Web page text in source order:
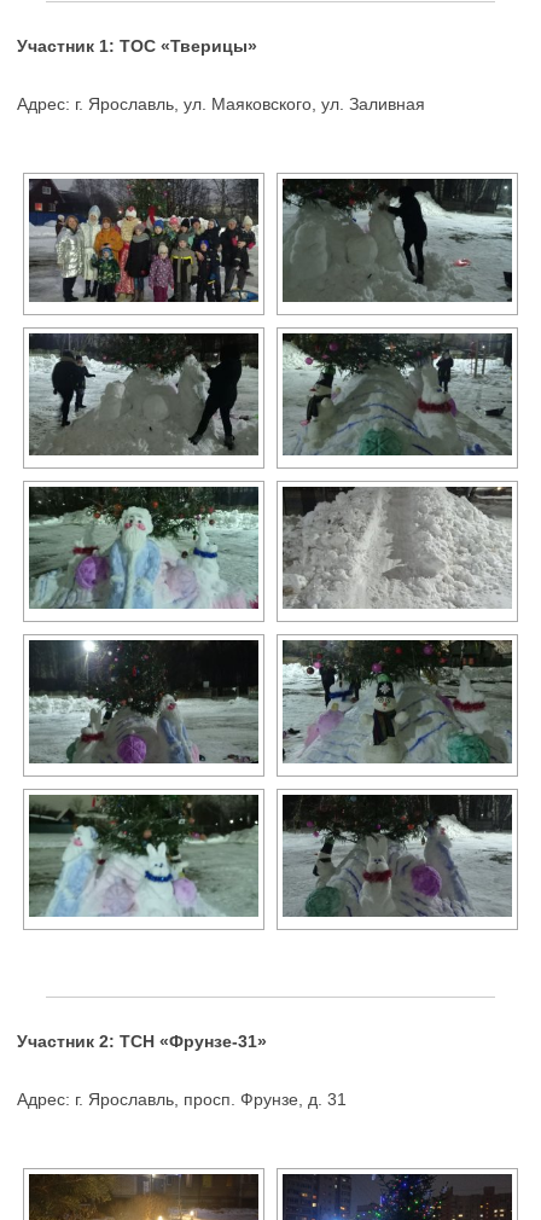
Участник 1: ТОС «Тверицы»
Адрес: г. Ярославль, ул. Маяковского, ул. Заливная
Участник 2: ТСН «Фрунзе-31»
Адрес: г. Ярославль, просп. Фрунзе, д. 31